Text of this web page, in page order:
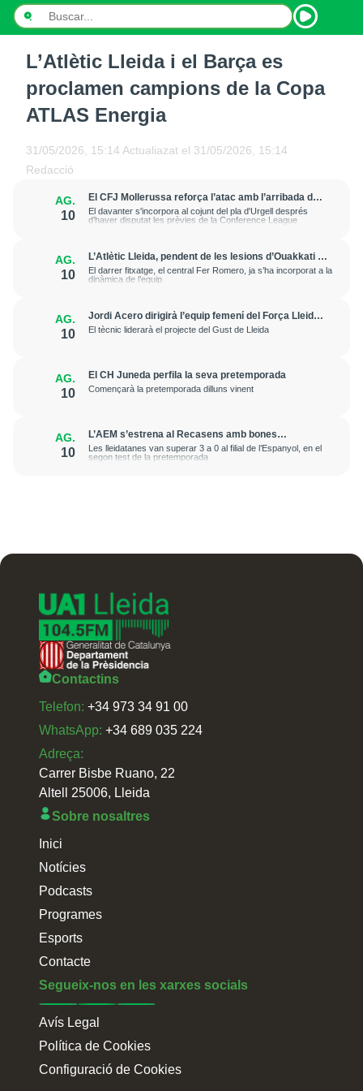
ESPORTS
L’Atlètic Lleida i el Barça es
proclamen campions de la Copa
ATLAS Energia
31/05/2026, 15:14 Actualiazat el 31/05/2026, 15:14
Redacció
AG.
10
El CFJ Mollerussa reforça l’atac amb l’arribada de
Kun Temenuzhkov
El davanter s'incorpora al cojunt del pla d'Urgell després
d’haver disputat les prèvies de la Conference League
AG.
10
L’Atlètic Lleida, pendent de les lesions d’Ouakkati i
Alonso, ja prepara els amistosos contra Osca i
Reus
El darrer fitxatge, el central Fer Romero, ja s’ha incorporat a la
dinàmica de l’equip
AG.
10
Jordi Acero dirigirà l’equip femení del Força Lleida a
Super Copa
El tècnic liderarà el projecte del Gust de Lleida
AG.
10
El CH Juneda perfila la seva pretemporada
Començarà la pretemporada dilluns vinent
AG.
10
L’AEM s’estrena al Recasens amb bones
sensacions
Les lleidatanes van superar 3 a 0 al filial de l’Espanyol, en el
segon test de la pretemporada
Contactins
Telefon: +34 973 34 91 00
WhatsApp: +34 689 035 224
Adreça:
Carrer Bisbe Ruano, 22
Altell 25006, Lleida
Sobre nosaltres
Inici
Notícies
Podcasts
Programes
Esports
Contacte
Segueix-nos en les xarxes socials
Avís Legal
Política de Cookies
Configuració de Cookies